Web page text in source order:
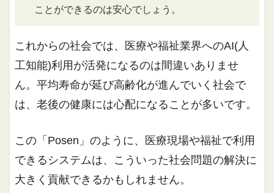
ことができるのは安心でしょう。
これからの社会では、医療や福祉業界へのAI(人
工知能)利用が活発になるのは間違いありませ
ん。平均寿命が延び高齢化が進んでいく社会で
は、老後の健康には心配になることが多いです。
この「Posen」のように、医療現場や福祉で利用
できるシステムは、こういった社会問題の解決に
大きく貢献できるかもしれません。